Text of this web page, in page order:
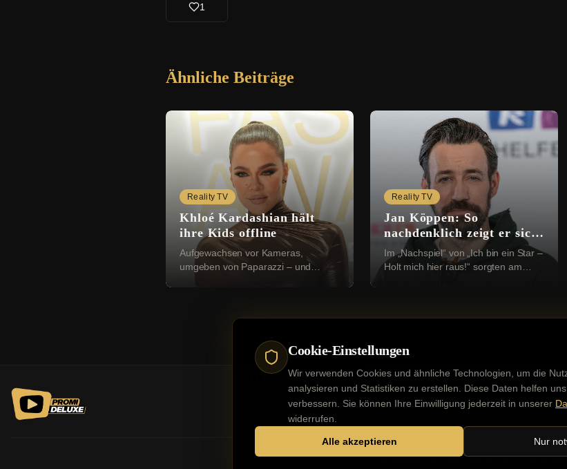
Cookie-Einstellungen
Wir verwenden Cookies und ähnliche Technologien, um die
analysieren und Statistiken zu erstellen. Diese Daten helfen
verbessern. Sie können Ihre Einwilligung jederzeit in unserer
widerrufen.
Alle akzeptieren Nur
1
Ähnliche Beiträge
Reality TV
Khloé Kardashian hält
ihre Kids offline
Aufgewachsen vor Kameras,
umgeben von Paparazzi – und
Reality TV
Jan Köppen: So
nachdenklich zeigt er sich
nach dem Dschungelcamp
Im „Nachspiel“ von „Ich bin ein Star –
Holt mich hier raus!“ sorgten am
KontaktImpressumDatenschutzWerbung